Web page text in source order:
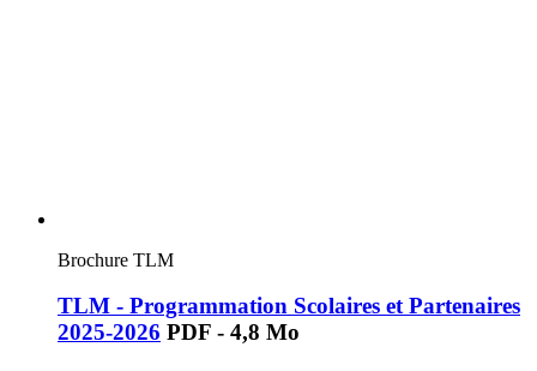
Brochure TLM
TLM - Programmation Scolaires et Partenaires
2025-2026 PDF - 4,8 Mo